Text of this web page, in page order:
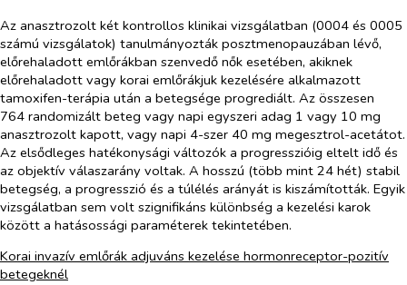
Az anasztrozolt két kontrollos klinikai vizsgálatban (0004 és 0005
számú vizsgálatok) tanulmányozták posztmenopauzában lévő,
előrehaladott emlőrákban szenvedő nők esetében, akiknek
előrehaladott vagy korai emlőrákjuk kezelésére alkalmazott
tamoxifen-terápia után a betegsége progrediált. Az összesen
764 randomizált beteg vagy napi egyszeri adag 1 vagy 10 mg
anasztrozolt kapott, vagy napi 4-szer 40 mg megesztrol-acetátot.
Az elsődleges hatékonysági változók a progresszióig eltelt idő és
az objektív válaszarány voltak. A hosszú (több mint 24 hét) stabil
betegség, a progresszió és a túlélés arányát is kiszámították. Egyik
vizsgálatban sem volt szignifikáns különbség a kezelési karok
között a hatásossági paraméterek tekintetében.
Korai invazív emlőrák adjuváns kezelése hormonreceptor-pozitív
betegeknél